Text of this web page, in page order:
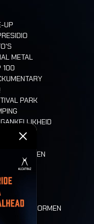
UP
METAL
100
PARK
EN DRINKEN
WOLVES
RIDE
EN NORMEN